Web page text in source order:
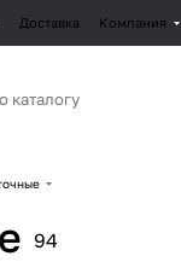
Доставка Компания
94